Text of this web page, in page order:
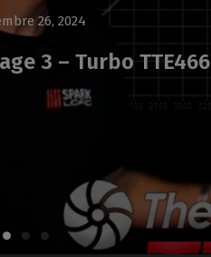
26, 2024
3 – Turbo TTE466